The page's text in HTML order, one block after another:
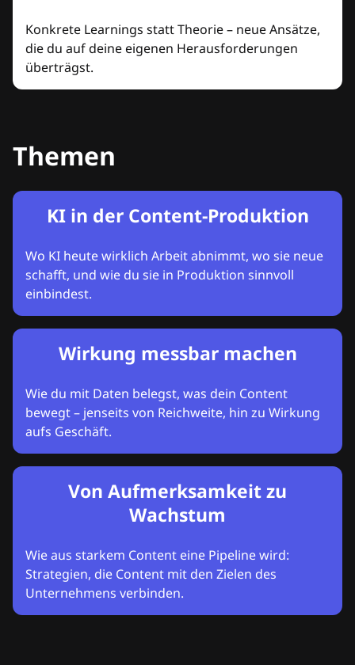
Konkrete Learnings statt Theorie – neue Ansätze,
die du auf deine eigenen Herausforderungen
überträgst.
Themen
KI in der Content-Produktion
Wo KI heute wirklich Arbeit abnimmt, wo sie neue
schafft, und wie du sie in Produktion sinnvoll
einbindest.
Wirkung messbar machen
Wie du mit Daten belegst, was dein Content
bewegt – jenseits von Reichweite, hin zu Wirkung
aufs Geschäft.
Von Aufmerksamkeit zu
Wachstum
Wie aus starkem Content eine Pipeline wird:
Strategien, die Content mit den Zielen des
Unternehmens verbinden.